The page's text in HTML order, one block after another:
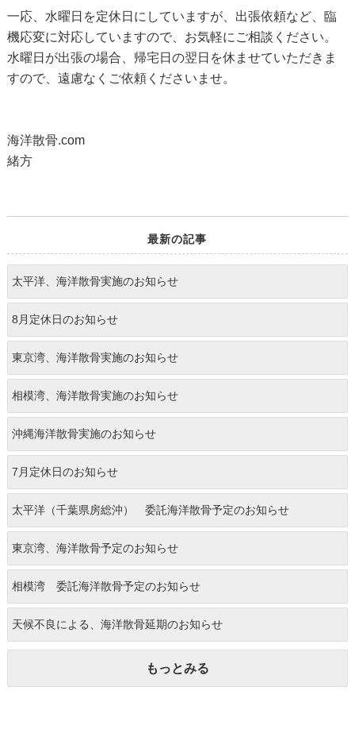
一応、水曜日を定休日にしていますが、出張依頼など、臨
機応変に対応していますので、お気軽にご相談ください。
水曜日が出張の場合、帰宅日の翌日を休ませていただきま
すので、遠慮なくご依頼くださいませ。
海洋散骨.com
緒方
最新の記事
太平洋、海洋散骨実施のお知らせ
8月定休日のお知らせ
東京湾、海洋散骨実施のお知らせ
相模湾、海洋散骨実施のお知らせ
沖縄海洋散骨実施のお知らせ
7月定休日のお知らせ
太平洋（千葉県房総沖） 委託海洋散骨予定のお知らせ
東京湾、海洋散骨予定のお知らせ
相模湾 委託海洋散骨予定のお知らせ
天候不良による、海洋散骨延期のお知らせ
もっとみる